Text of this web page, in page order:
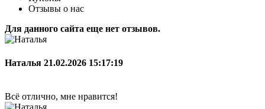
Отзывы о нас
Для данного сайта еще нет отзывов.
Наталья 21.02.2026 15:17:19
Всё отлично, мне нравится!